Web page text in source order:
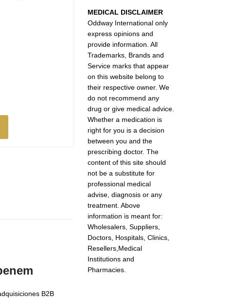
B2B
MEDICAL DISCLAIMER
Oddway International only
express opinions and
provide information. All
Trademarks, Brands and
Service marks that appear
on this website belong to
their respective owner. We
do not recommend any
drug or give medical advice.
Whether a medication is
right for you is a decision
between you and the
prescribing doctor. The
content of this site should
not be a substitute for
professional medical
advise, diagnosis or any
treatment. Above
information is meant for:
Wholesalers, Suppliers,
Doctors, Hospitals, Clinics,
Resellers,Medical
Institutions and
Pharmacies.